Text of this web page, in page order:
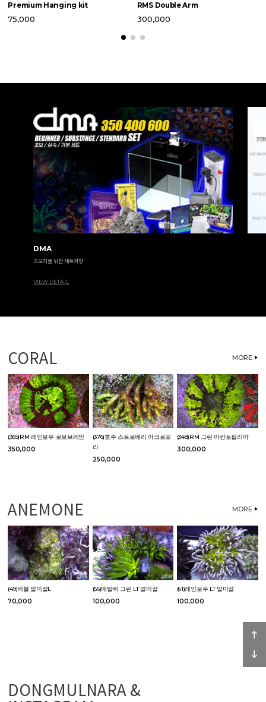
Premium Hanging kit
75,000
RMS Double Arm
300,000
DMA
초보자를 위한 세트어항
VIEW DETAIL
CORAL MORE
(369)RM 레인보우 로보브레인
350,000
(376)호주 스트로베리 아크로포
라
250,000
(348)RM 그린 아칸토필리아
300,000
ANEMONE MORE
(49)버블 말미잘L
70,000
(56)메탈릭 그린 LT 말미잘
100,000
(61)레인보우 LT 말미잘
100,000
DONGMULNARA &